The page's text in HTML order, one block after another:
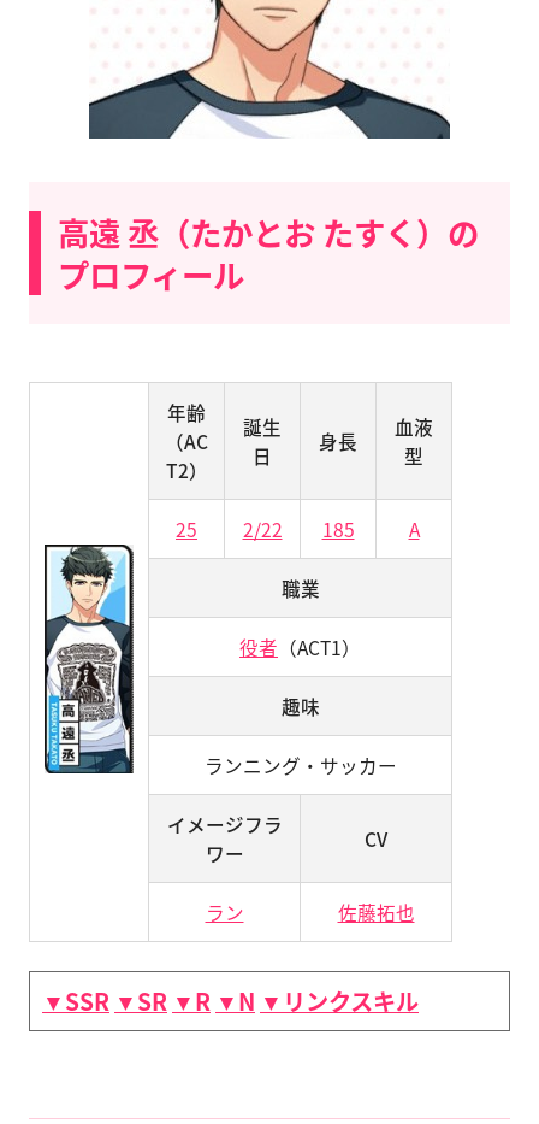
高遠 丞（たかとお たすく）の
プロフィール
年齢
（AC
T2）
誕生
日
身長
血液
型
25 2/22 185 A
職業
役者 （ACT1）
趣味
ランニング・サッカー
イメージフラ
ワー
CV
ラン 佐藤拓也
▼SSR ▼SR ▼R ▼N ▼リンクスキル